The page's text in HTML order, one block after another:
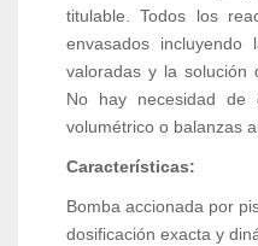
titulable. Todos los
envasados incluyendo
valoradas y la solución
No hay necesidad de
volumétrico o balanzas
Características:
Bomba accionada por
dosificación exacta y